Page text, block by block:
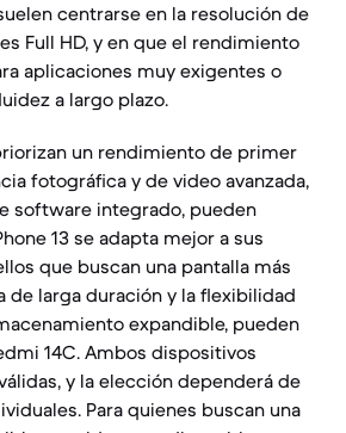
centrarse en la resolución de
Full HD, y en que el rendimiento
aplicaciones muy exigentes o
a largo plazo.
un rendimiento de primer
fotográfica y de video avanzada,
software integrado, pueden
13 se adapta mejor a sus
que buscan una pantalla más
de larga duración y la flexibilidad
expandible, pueden
14C. Ambos dispositivos
y la elección dependerá de
Para quienes buscan una